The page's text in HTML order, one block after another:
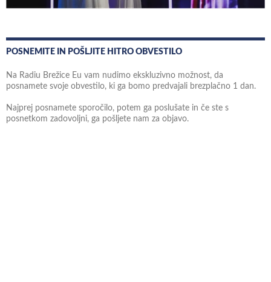
POSNEMITE IN POŠLJITE HITRO OBVESTILO
Na Radiu Brežice Eu vam nudimo ekskluzivno možnost, da
posnamete svoje obvestilo, ki ga bomo predvajali brezplačno 1 dan.
Najprej posnamete sporočilo, potem ga poslušate in če ste s
posnetkom zadovoljni, ga pošljete nam za objavo.